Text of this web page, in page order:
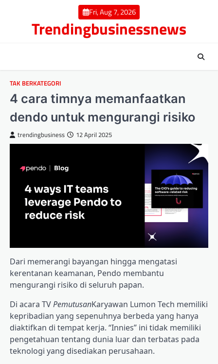
Fri, Aug 7, 2026
Trendingbusinessnews
TAK BERKATEGORI
4 cara timnya memanfaatkan
dendo untuk mengurangi risiko
trendingbusiness 12 April 2025
Dari memerangi bayangan hingga mengatasi
kerentanan keamanan, Pendo membantu
mengurangi risiko di seluruh papan.
Di acara TVPemutusanKaryawan Lumon Tech memiliki
kepribadian yang sepenuhnya berbeda yang hanya
diaktifkan di tempat kerja. “Innies” ini tidak memiliki
pengetahuan tentang dunia luar dan terbatas pada
teknologi yang disediakan perusahaan.